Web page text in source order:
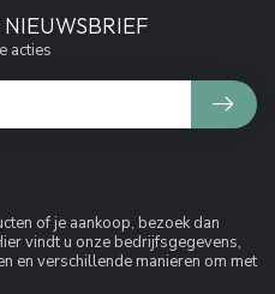
of je aankoop, bezoek dan
vindt u onze bedrijfsgegevens,
en verschillende manieren om met
acties